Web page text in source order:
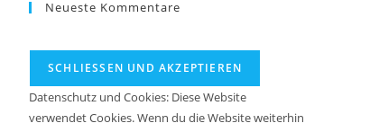
Neueste Kommentare
Datenschutz und Cookies: Diese Website
verwendet Cookies. Wenn du die Website weiterhin